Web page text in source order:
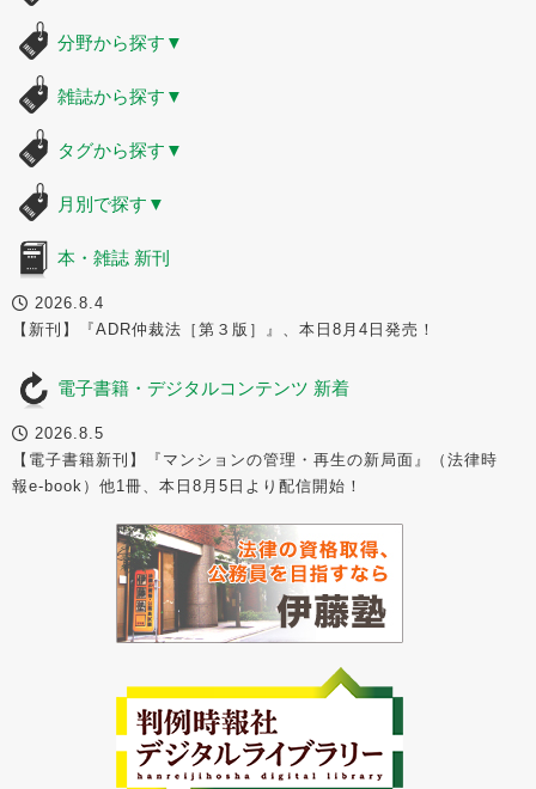
分野から探す ▼
雑誌から探す ▼
タグから探す ▼
月別で探す ▼
本・雑誌 新刊
2026.8.4
【新刊】『ADR仲裁法［第３版］』、本日8月4日発売！
電子書籍・デジタルコンテンツ 新着
2026.8.5
【電子書籍新刊】『マンションの管理・再生の新局面』（法律時
報e-book）他1冊、本日8月5日より配信開始！